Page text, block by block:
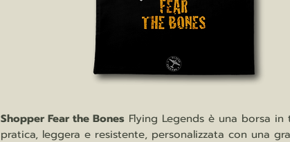
Shopper Fear the Bones Flying Legends è una borsa in
pratica, leggera e resistente, personalizzata con una